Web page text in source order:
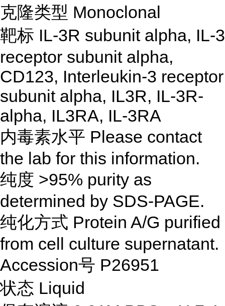
克隆类型 Monoclonal
靶标 IL-3R subunit alpha, IL-3
receptor subunit alpha,
CD123, Interleukin-3 receptor
subunit alpha, IL3R, IL-3R-
alpha, IL3RA, IL-3RA
内毒素水平 Please contact
the lab for this information.
纯度 >95% purity as
determined by SDS-PAGE.
纯化方式 Protein A/G purified
from cell culture supernatant.
Accession号 P26951
状态 Liquid